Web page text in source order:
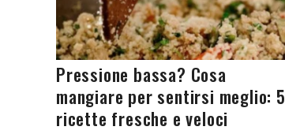
Pressione bassa? Cosa
mangiare per sentirsi meglio: 5
ricette fresche e veloci